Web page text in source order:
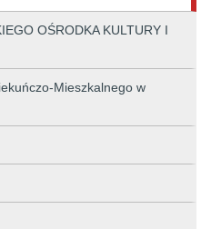
OŚRODKA KULTURY I
Mieszkalnego w